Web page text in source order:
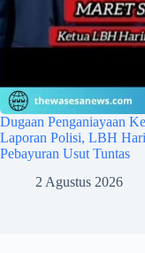
Dugaan Penganiayaan
Laporan Polisi, LBH
Pebayuran Usut Tuntas
2 Agustus 2026